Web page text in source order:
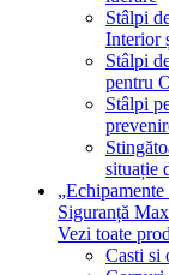
Stâlpi
Interior
Stâlpi
pentru
Stâlpi
situație
Siguranță
Vezi toate
Casti si